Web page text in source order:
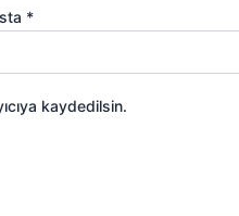
*
kaydedilsin.